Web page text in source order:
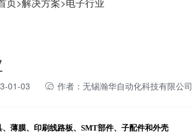
01-03 作者：无锡瀚华自动化科技有限公司
薄膜、印刷线路板、 SMT部件、子配件和外壳